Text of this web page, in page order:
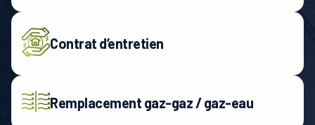
Contrat d’entretien
Remplacement gaz-gaz / gaz-eau